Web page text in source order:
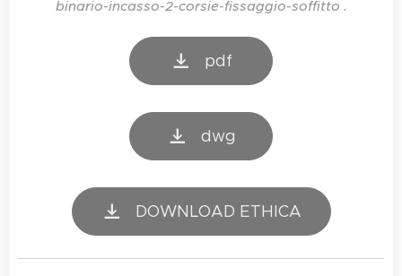
binario-incasso-2-corsie-fissaggio-soffitto .
pdf
dwg
DOWNLOAD ETHICA